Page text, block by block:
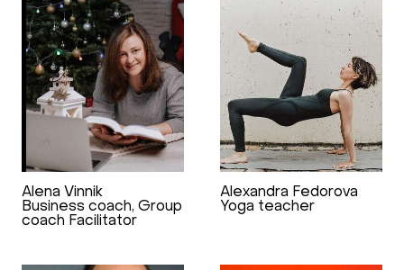
Alena Vinnik
Business coach, Group
coach Facilitator
Alexandra Fedorova
Yoga teacher